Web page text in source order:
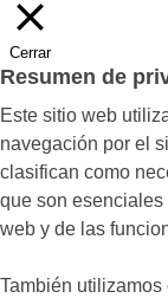
Cerrar
Resumen de
Este sitio web
navegación por el
clasifican como
que son
web y de las
También